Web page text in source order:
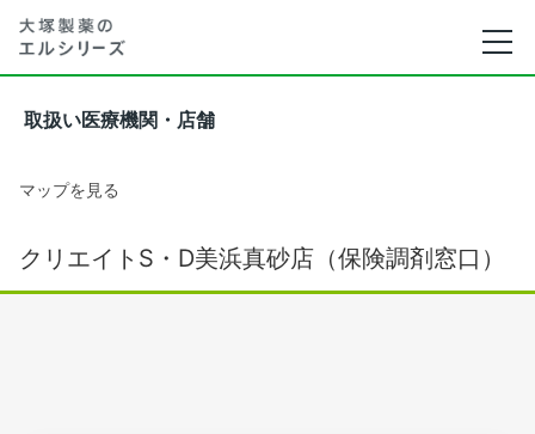
取扱い医療機関・店舗
マップを見る
クリエイトS・D美浜真砂店（保険調剤窓口）